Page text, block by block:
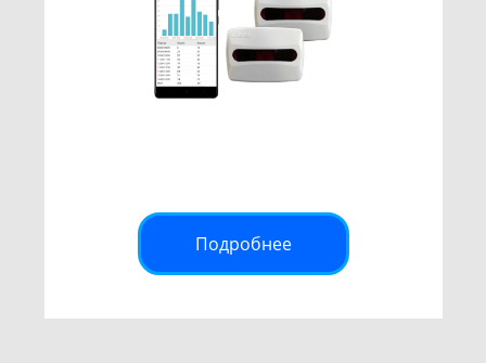
Подробнее